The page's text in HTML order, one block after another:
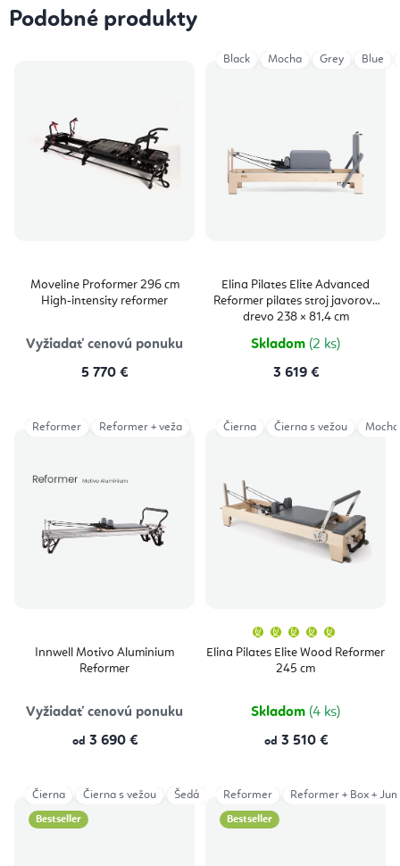
Podobné produkty
Moveline Proformer 296 cm
High‑intensity reformer
Vyžiadať cenovú ponuku
5 770 €
Elina Pilates Elite Advanced
Reformer pilates stroj javorové
drevo 238 × 81,4 cm
Skladom (2 ks)
3 619 €
Black Mocha Grey Blue
Innwell Motivo Aluminium
Reformer
Vyžiadať cenovú ponuku
od 3 690 €
Reformer Reformer + veža
Elina Pilates Elite Wood Reformer
245 cm
produktu
je
Skladom (4 ks)
od 3 510 €
Čierna Čierna s vežou Mocha
Bestseller
Čierna Čierna s vežou Šedá Šedá s vežou
Bestseller
Reformer Reformer + Box +